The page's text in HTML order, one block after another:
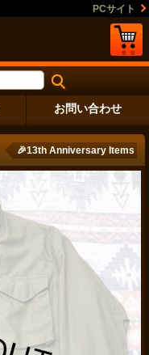
PCサイト
お問い合わせ
🎉13th Anniversary Items